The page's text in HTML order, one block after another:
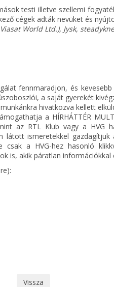
testi illetve szellemi
cégek adták nevüket és
World Ltd.), Jysk,
fennmaradjon, és
a saját gyerekét
hivatkozva kellett
a HÍRHÁTTÉR
az RTL Klub vagy a HVG
ismeretekkel
a HVG-hez hasonló
is, akik páratlan
Vissza